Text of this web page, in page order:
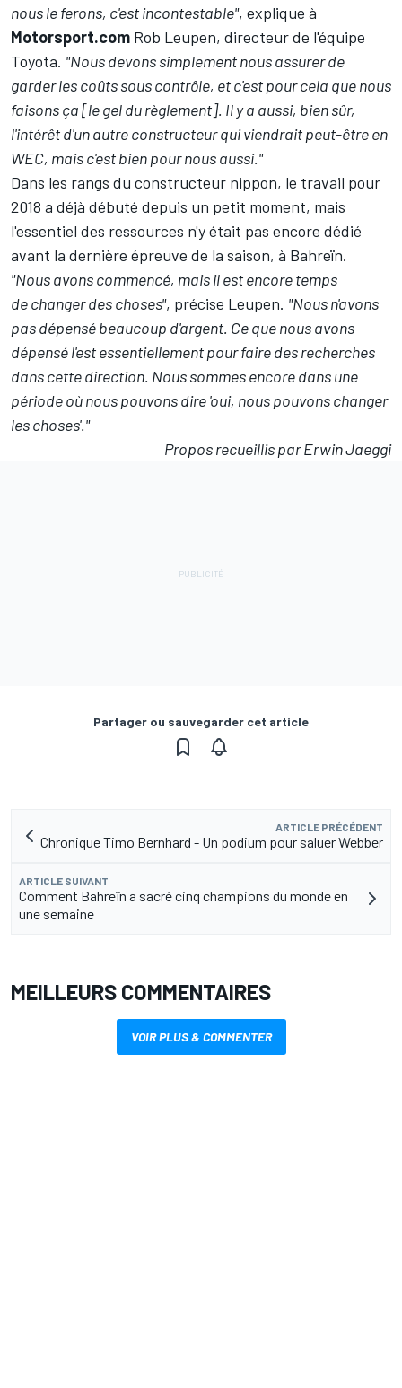
nous le ferons, c'est incontestable", explique à
Motorsport.com Rob Leupen, directeur de l'équipe
Toyota. "Nous devons simplement nous assurer de
garder les coûts sous contrôle, et c'est pour cela que nous
faisons ça [le gel du règlement]. Il y a aussi, bien sûr,
l'intérêt d'un autre constructeur qui viendrait peut-être en
WEC, mais c'est bien pour nous aussi."
Dans les rangs du constructeur nippon, le travail pour
2018 a déjà débuté depuis un petit moment, mais
l'essentiel des ressources n'y était pas encore dédié
avant la dernière épreuve de la saison, à Bahreïn.
"Nous avons commencé, mais il est encore temps
de changer des choses", précise Leupen. "Nous n'avons
pas dépensé beaucoup d'argent. Ce que nous avons
dépensé l'est essentiellement pour faire des recherches
dans cette direction. Nous sommes encore dans une
période où nous pouvons dire 'oui, nous pouvons changer
les choses'."
Propos recueillis par Erwin Jaeggi
Partager ou sauvegarder cet article
ARTICLE PRÉCÉDENT
Chronique Timo Bernhard - Un podium pour saluer Webber
ARTICLE SUIVANT
Comment Bahreïn a sacré cinq champions du monde en
une semaine
MEILLEURS COMMENTAIRES
VOIR PLUS & COMMENTER